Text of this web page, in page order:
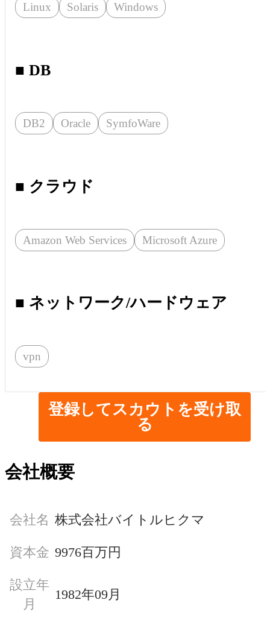
Linux Solaris Windows
■ DB
DB2 Oracle SymfoWare
■ クラウド
Amazon Web Services Microsoft Azure
■ ネットワーク/ハードウェア
vpn
登録してスカウトを受け取
る
会社概要
会社名 株式会社バイトルヒクマ
資本金 9976百万円
設立年
月
1982年09月